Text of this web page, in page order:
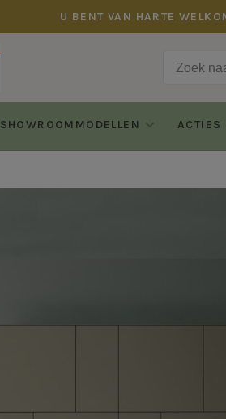
U BENT VAN HARTE
SHOWROOMMODELLEN ACTIES